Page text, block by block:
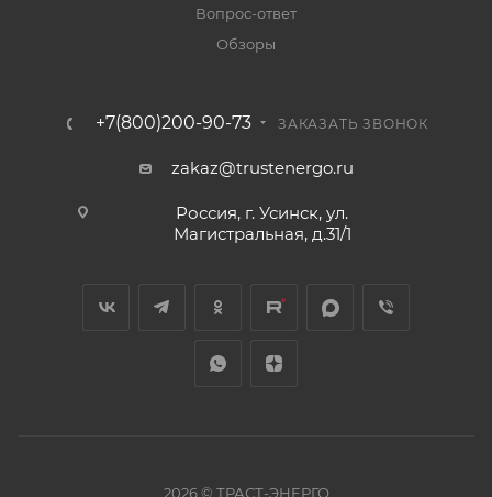
Вопрос-ответ
Обзоры
+7(800)200-90-73 ЗАКАЗАТЬ ЗВОНОК
zakaz@trustenergo.ru
Россия, г. Усинск, ул.
Магистральная, д.31/1
2026 © ТРАСТ-ЭНЕРГО